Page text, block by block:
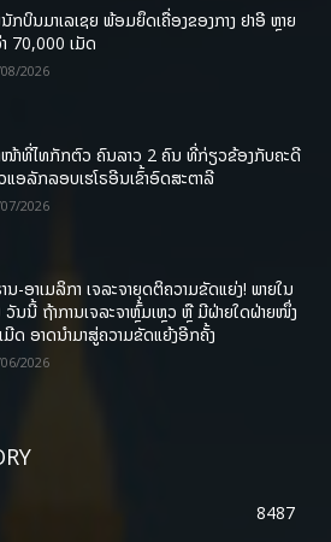
ກບິນມາເລເຊຍ ພ້ອມຍຶດເຄື່ອງຂອງກາງ ຢາອີ ຫຼາຍ
70,000 ເມັດ
2026
ໜ້າທີ່ໄທກັກຕົວ ຄົນລາວ 2 ຄົນ ທີ່ກ່ຽວຂ້ອງກັບຄະດີ
ແອລັກລອບເຮໂຣອີນເຂົ້າອົດສະຕາລີ
2026
ນ-ອາເມລິກາ ເຈລະຈາຍຸດຕິຄວາມຂັດແຍ່ງ! ພາຍໃນ
ວັນນີ້ ຖ້າການເຈລະຈາຫຼົ້ມເຫຼວ ຫຼື ມີຝ່າຍໃດຝ່າຍໜຶ່ງ
ມີດ ອາດນໍາມາສູ່ຄວາມຂັດແຍ້ງອີກຄັ້ງ
2026
8487